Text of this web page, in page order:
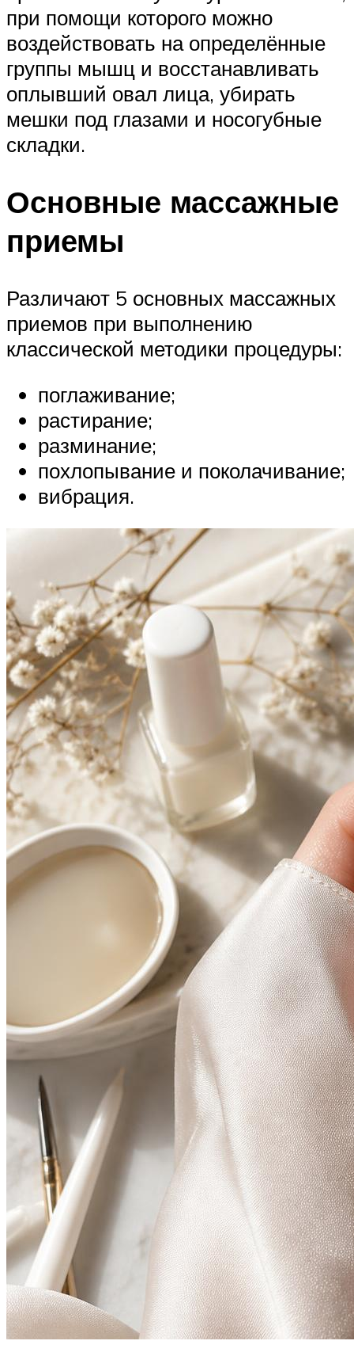
при помощи которого можно
воздействовать на определённые
группы мышц и восстанавливать
оплывший овал лица, убирать
мешки под глазами и носогубные
складки.
Основные массажные
приемы
Различают 5 основных массажных
приемов при выполнению
классической методики процедуры:
поглаживание;
растирание;
разминание;
похлопывание и поколачивание;
вибрация.